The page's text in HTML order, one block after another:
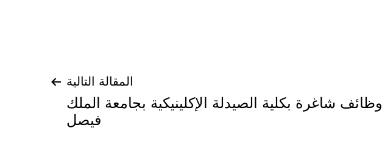
المقالة التالية
وظائف شاغرة بكلية الصيدلة الإكلينيكية بجامعة الملك
فيصل